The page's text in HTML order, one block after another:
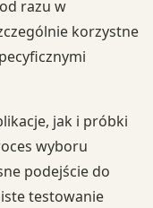
razu w
korzystne
jak i próbki
wyboru
podejście do
testowanie